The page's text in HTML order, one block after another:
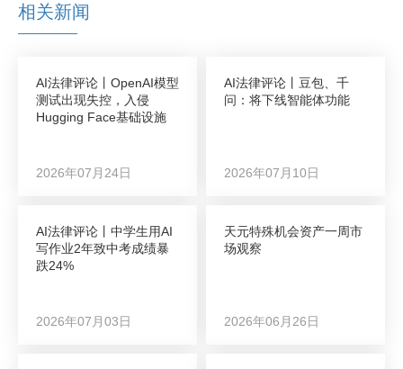
相关新闻
AI法律评论丨OpenAI模型
测试出现失控，入侵
Hugging Face基础设施
2026年07月24日
AI法律评论丨豆包、千
问：将下线智能体功能
2026年07月10日
AI法律评论丨中学生用AI
写作业2年致中考成绩暴
跌24%
2026年07月03日
天元特殊机会资产一周市
场观察
2026年06月26日